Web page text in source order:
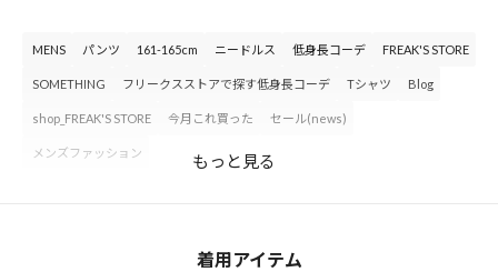
MENS パンツ 161-165cm ニードルス 低身長コーデ FREAK'S STORE
SOMETHING フリークスストアで探す低身長コーデ Tシャツ Blog
shop_FREAK'S STORE 今月これ買った セール(news)
メンズファッション もっと見る
着用アイテム